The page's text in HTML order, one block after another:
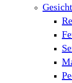
Gesicht